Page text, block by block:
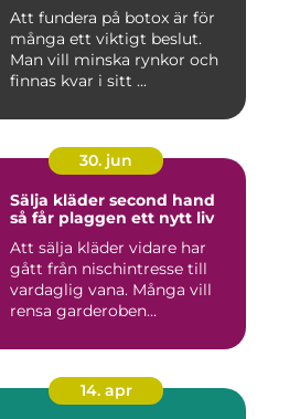
Att fundera på botox är för
många ett viktigt beslut.
Man vill minska rynkor och
finnas kvar i sitt ...
30. jun
Sälja kläder second hand
så får plaggen ett nytt liv
Att sälja kläder vidare har
gått från nischintresse till
vardaglig vana. Många vill
rensa garderoben...
14. apr